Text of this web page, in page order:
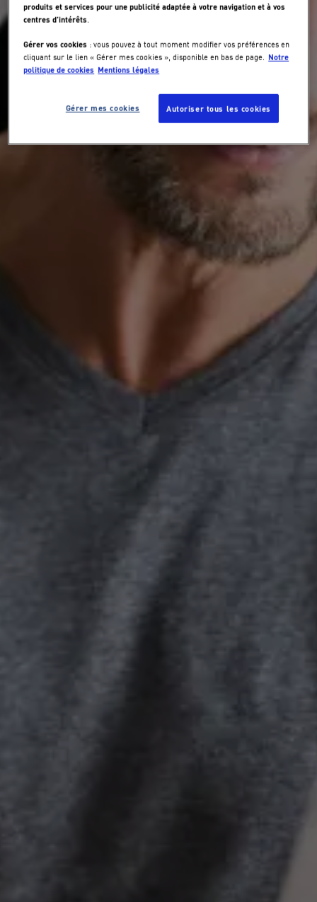
produits et services pour une publicité adaptée à votre navigation et à vos
centres d’intérêts.
Gérer vos cookies : vous pouvez à tout moment modifier vos préférences en
cliquant sur le lien « Gérer mes cookies », disponible en bas de page. Notre
politique de cookies Mentions légales
Gérer mes cookies Autoriser tous les cookies